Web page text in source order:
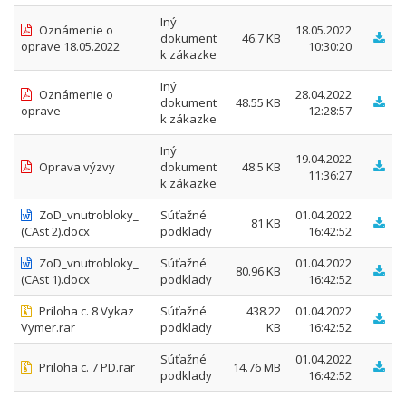
Oznámenie o
oprave 18.05.2022
Iný
dokument
k zákazke
46.7 KB
18.05.2022
10:30:20
Oznámenie o
oprave
Iný
dokument
k zákazke
48.55 KB
28.04.2022
12:28:57
Oprava výzvy
Iný
dokument
k zákazke
48.5 KB
19.04.2022
11:36:27
ZoD_vnutrobloky_
(CAst 2).docx
Súťažné
podklady
81 KB
01.04.2022
16:42:52
ZoD_vnutrobloky_
(CAst 1).docx
Súťažné
podklady
80.96 KB
01.04.2022
16:42:52
Priloha c. 8 Vykaz
Vymer.rar
Súťažné
podklady
438.22
KB
01.04.2022
16:42:52
Priloha c. 7 PD.rar
Súťažné
podklady
14.76 MB
01.04.2022
16:42:52